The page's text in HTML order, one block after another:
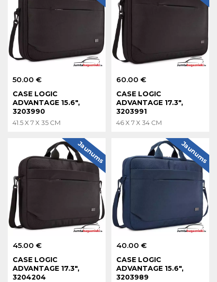
50.00 €
CASE LOGIC
ADVANTAGE 15.6",
3203990
41.5 X 7 X 35 CM
60.00 €
CASE LOGIC
ADVANTAGE 17.3",
3203991
46 X 7 X 34 CM
45.00 €
CASE LOGIC
ADVANTAGE 17.3",
3204204
Jaunums
40.00 €
CASE LOGIC
ADVANTAGE 15.6",
3203989
Jaunums